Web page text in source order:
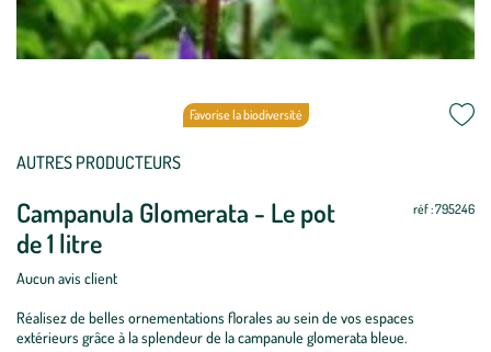
Favorise la biodiversité
AUTRES PRODUCTEURS
Campanula Glomerata - Le pot
de 1 litre
réf : 795246
Aucun avis client
Réalisez de belles ornementations florales au sein de vos espaces
extérieurs grâce à la splendeur de la campanule glomerata bleue.